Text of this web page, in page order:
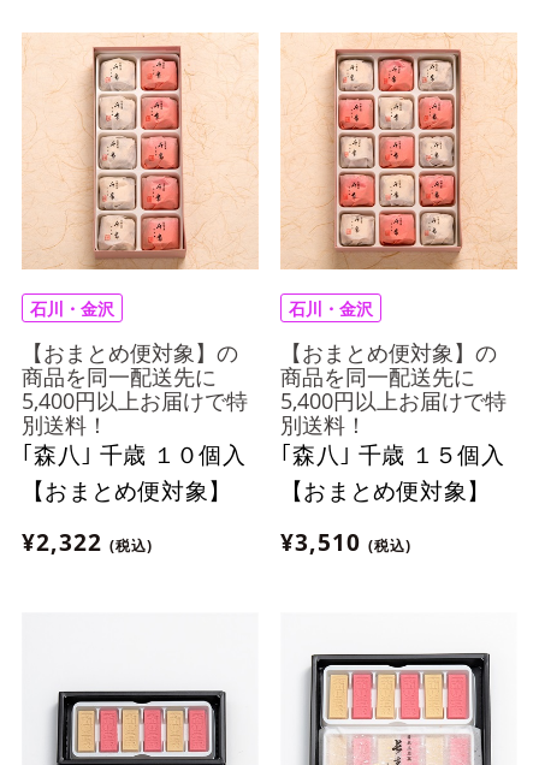
石川・金沢
【おまとめ便対象】の
商品を同一配送先に
5,400円以上お届けで特
別送料！
｢森八｣ 千歳 １０個入
【おまとめ便対象】
¥2,322 (税込)
石川・金沢
【おまとめ便対象】の
商品を同一配送先に
5,400円以上お届けで特
別送料！
｢森八｣ 千歳 １５個入
【おまとめ便対象】
¥3,510 (税込)